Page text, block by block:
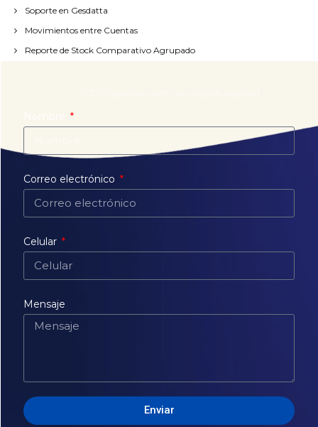
Soporte en Gesdatta
Movimientos entre Cuentas
Reporte de Stock Comparativo Agrupado
Correo electrónico
Celular
Mensaje
Enviar